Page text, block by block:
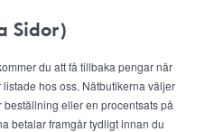
Sidor)
du att få tillbaka pengar när
hos oss. Nätbutikerna väljer
eller en procentsats på
betalar framgår tydligt innan du